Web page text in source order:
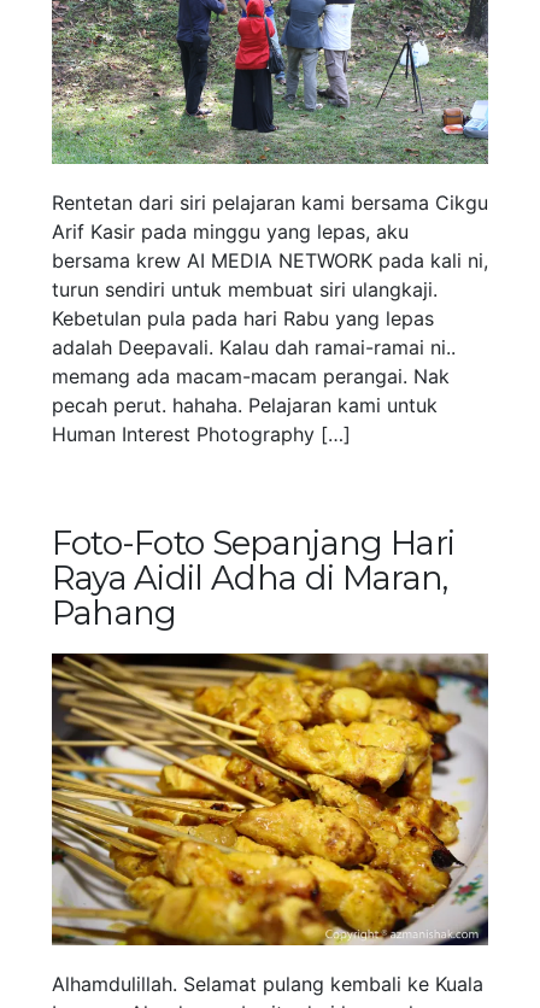
Rentetan dari siri pelajaran kami bersama Cikgu
Arif Kasir pada minggu yang lepas, aku
bersama krew AI MEDIA NETWORK pada kali ni,
turun sendiri untuk membuat siri ulangkaji.
Kebetulan pula pada hari Rabu yang lepas
adalah Deepavali. Kalau dah ramai-ramai ni..
memang ada macam-macam perangai. Nak
pecah perut. hahaha. Pelajaran kami untuk
Human Interest Photography […]
Foto-Foto Sepanjang Hari
Raya Aidil Adha di Maran,
Pahang
Alhamdulillah. Selamat pulang kembali ke Kuala